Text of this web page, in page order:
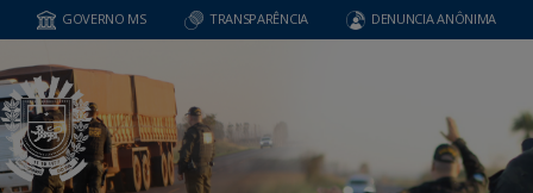
GOVERNO MS TRANSPARÊNCIA DENUNCIA ANÔNIMA